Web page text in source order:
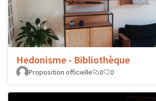
Hedonisme - Bibliothèque
Proposition officielle 0 0